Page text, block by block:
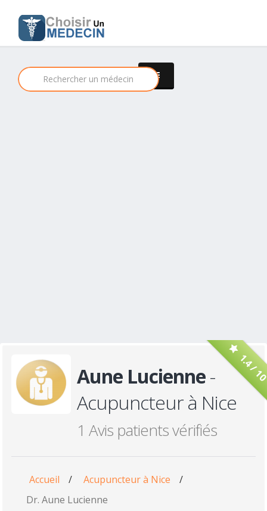
1.4 /
Aune Lucienne-
Acupuncteur à Nice
1 Avis patients vérifiés
Accueil / Acupuncteur à Nice
/
Dr. Aune Lucienne